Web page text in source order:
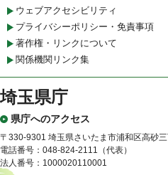
ウェブアクセシビリティ
プライバシーポリシー・免責事項
著作権・リンクについて
関係機関リンク集
埼玉県庁
県庁へのアクセス
〒330-9301 埼玉県さいたま市浦和区高砂
電話番号：048-824-2111（代表）
法人番号：1000020110001